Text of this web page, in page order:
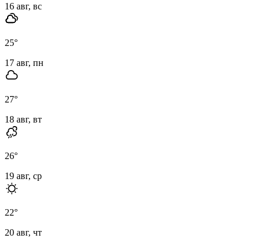
16 авг, вс
25°
17 авг, пн
27°
18 авг, вт
26°
19 авг, ср
22°
20 авг, чт